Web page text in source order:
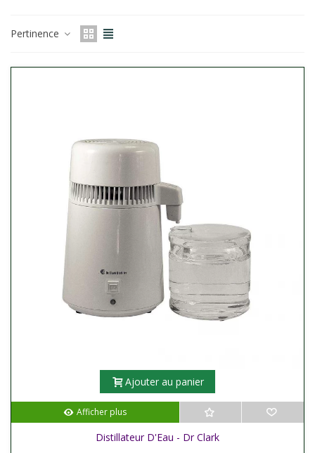
Pertinence
Ajouter au panier
Afficher plus
Distillateur D'Eau - Dr Clark